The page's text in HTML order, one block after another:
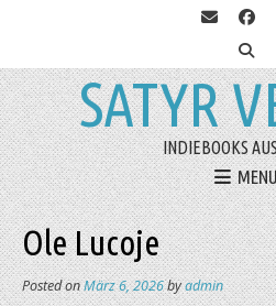
SATYR
INDIEBOOKS
Ole Lucoje
Posted onMärz 6, 2026byadmin